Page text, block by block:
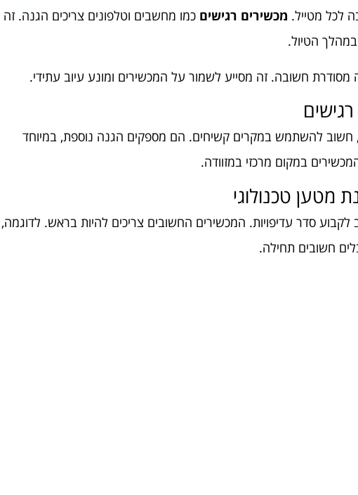
לכל מטייל. מכשירים רגישים כמו מחשבים וטלפונים צריכים הגנה. זה
הטיול.
מסודרת חשובה. זה מסייע לשמור על המכשירים ומונע עיוב עתידי.
, חשוב להשתמש במקרים קשיחים. הם מספקים הגנה נוספת, במיוחד
במקום מרכזי במזוודה.
מטען טכנולוגי
לקבוע סדר עדיפויות. המכשירים החשובים צריכים להיות בראש. לדוגמה,
חשובים תחילה.